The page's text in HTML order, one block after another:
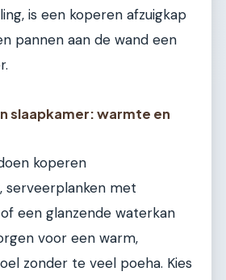
is een koperen afzuigkap
pannen aan de wand een
slaapkamer: warmte en
koperen
serveerplanken met
een glanzende waterkan
voor een warm,
zonder te veel poeha. Kies